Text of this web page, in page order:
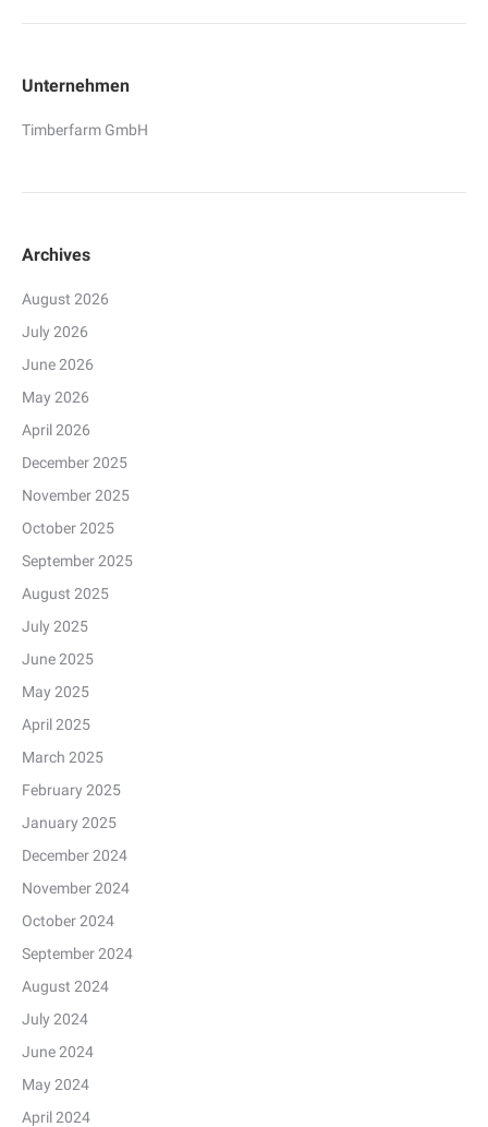
Unternehmen
Timberfarm GmbH
Archives
August 2026
July 2026
June 2026
May 2026
April 2026
December 2025
November 2025
October 2025
September 2025
August 2025
July 2025
June 2025
May 2025
April 2025
March 2025
February 2025
January 2025
December 2024
November 2024
October 2024
September 2024
August 2024
July 2024
June 2024
May 2024
April 2024